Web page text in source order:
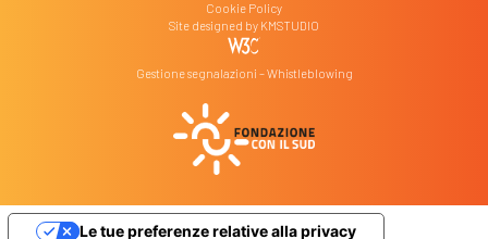
Cookie Policy
Site designed by KMSTUDIO
Gestione segnalazioni – Whistleblowing
Le tue preferenze relative alla privacy